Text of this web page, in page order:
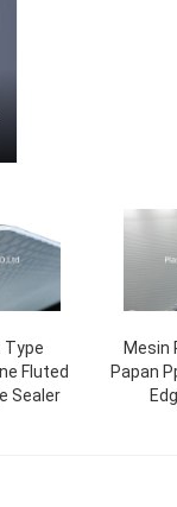
Type
Fluted
Sealer
Mesin
Papan